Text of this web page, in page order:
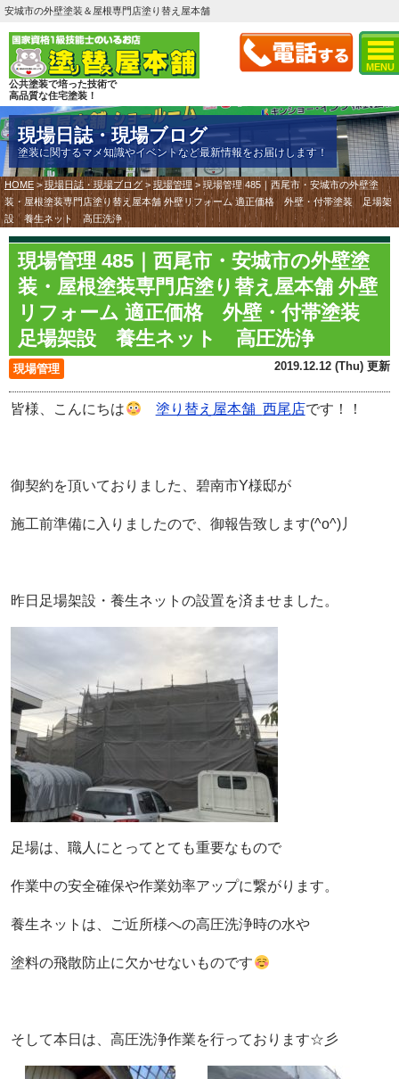
MENU
安城市の外壁塗装＆屋根専門店塗り替え屋本舗
公共塗装で培った技術で
高品質な住宅塗装！
現場日誌・現場ブログ
塗装に関するマメ知識やイベントなど最新情報をお届けします！
HOME >現場日誌・現場ブログ > 現場管理 > 現場管理 485｜西尾市・安城市の外壁塗
装・屋根塗装専門店塗り替え屋本舗 外壁リフォーム 適正価格 外壁・付帯塗装 足場架
設 養生ネット 高圧洗浄
現場管理 485｜西尾市・安城市の外壁塗
装・屋根塗装専門店塗り替え屋本舗 外壁
リフォーム 適正価格 外壁・付帯塗装
足場架設 養生ネット 高圧洗浄
現場管理 2019.12.12 (Thu) 更新
皆様、こんにちは 塗り替え屋本舗 西尾店です！！
御契約を頂いておりました、碧南市Y様邸が
施工前準備に入りましたので、御報告致します(^o^)丿
昨日足場架設・養生ネットの設置を済ませました。
足場は、職人にとってとても重要なもので
作業中の安全確保や作業効率アップに繋がります。
養生ネットは、ご近所様への高圧洗浄時の水や
塗料の飛散防止に欠かせないものです
そして本日は、高圧洗浄作業を行っております☆彡